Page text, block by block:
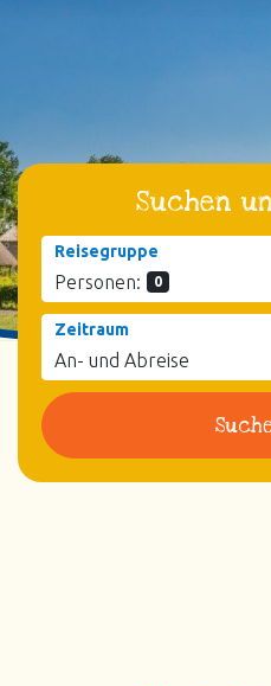
Suchen
Zeitraum
Reisegruppe
Personen: 0